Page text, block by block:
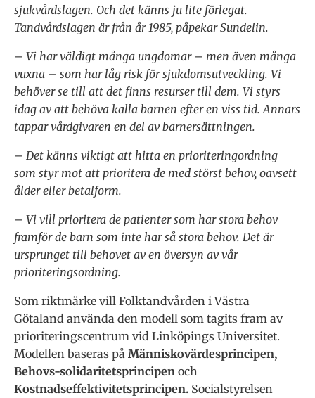
sjukvårdslagen. Och det känns ju lite förlegat.
Tandvårdslagen är från år 1985, påpekar Sundelin.
– Vi har väldigt många ungdomar – men även många
vuxna – som har låg risk för sjukdomsutveckling. Vi
behöver se till att det finns resurser till dem. Vi styrs
idag av att behöva kalla barnen efter en viss tid. Annars
tappar vårdgivaren en del av barnersättningen.
– Det känns viktigt att hitta en prioriteringordning
som styr mot att prioritera de med störst behov, oavsett
ålder eller betalform.
– Vi vill prioritera de patienter som har stora behov
framför de barn som inte har så stora behov. Det är
ursprunget till behovet av en översyn av vår
prioriteringsordning.
Som riktmärke vill Folktandvården i Västra
Götaland använda den modell som tagits fram av
prioriteringscentrum vid Linköpings Universitet.
Modellen baseras på Människovärdesprincipen,
Behovs-solidaritetsprincipen och
Kostnadseffektivitetsprincipen. Socialstyrelsen